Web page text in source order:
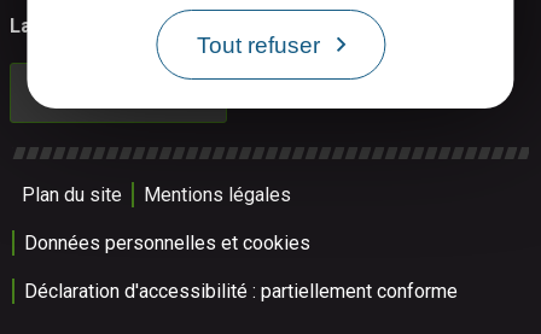
Tout refuser
La Newsletter
Plan du site Mentions légales
Données personnelles et cookies
Déclaration d'accessibilité : partiellement conforme